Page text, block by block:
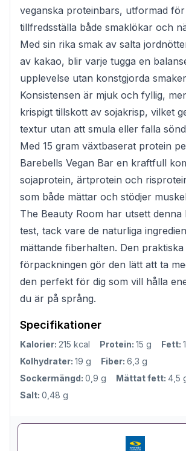
veganska proteinbars, utformad
tillfredsställa både smaklökar och
Med sin rika smak av salta
av kakao, blir varje tugga en
upplevelse utan konstgjorda
Konsistensen är mjuk och fyllig,
krispigt tillskott av sojakrisp, vilket
textur utan att smula eller falla
Med 15 gram växtbaserat protein
Barebells Vegan Bar en kraftfull
sojaprotein, ärtprotein och
som både mättar och stödjer
The Beauty Room har utsett denna
test, tack vare de naturliga
mättande fiberhalten. Den praktiska
förpackningen gör den lätt att ta
den perfekt för dig som vill hålla
du är på språng.
Specifikationer
Kalorier: 215 kcal Protein: 15 g Fett:
Kolhydrater: 19 g Fiber: 6,3 g
Sockermängd: 0,9 g Mättat fett: 4,5
Salt: 0,48 g